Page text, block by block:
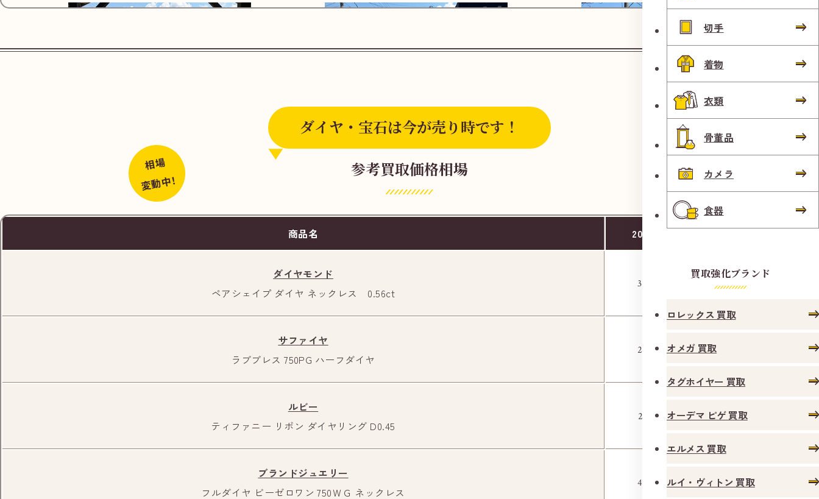
地
口
」
バ
ス
停
り
JR山陰本線、周布駅を出ます。 一時停止標識のある交差点を直進します。
ダイヤ・宝石は今が売り時です！
参考買取価格相場
相場
変動中！
商品名 2018年10月 2025年6月
ダイヤモンド
ペアシェイプ ダイヤ ネックレス 0.56ct
380,000 550,000
サファイヤ
ラブブレス 750PG ハーフダイヤ
280,000円
ルビー
ティファニー リボン ダイヤリング D0.45
210,000 円 340,000
ブランドジュエリー
フルダイヤ ビーゼロワン 750ＷＧ ネックレス
480,000円 880,000
切手
着物
衣類
骨董品
カメラ
食器
買取強化ブランド
ロレックス 買取
オメガ 買取
タグホイヤー 買取
オーデマ ピゲ 買取
エルメス 買取
ルイ・ヴィトン 買取